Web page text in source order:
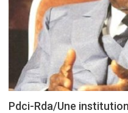
Pdci-Rda/Une